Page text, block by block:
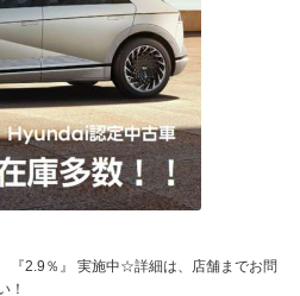
2.9％』 実施中☆詳細は、店舗までお問
！